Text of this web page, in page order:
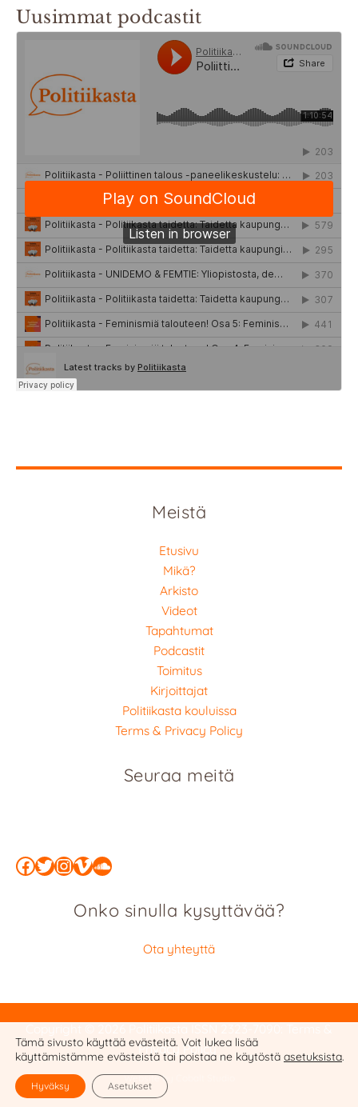
Uusimmat podcastit
Meistä
Etusivu
Mikä?
Arkisto
Videot
Tapahtumat
Podcastit
Toimitus
Kirjoittajat
Politiikasta kouluissa
Terms & Privacy Policy
Seuraa meitä
Facebook
Twitter
Instagram
Vimeo
SoundCloud
Onko sinulla kysyttävää?
Ota yhteyttä
Privacy Policy
Website by Cobalt Studio
Tämä sivusto käyttää evästeitä. Voit lukea lisää
käyttämistämme evästeistä tai poistaa ne käytöstä asetuksista.
Hyväksy Asetukset